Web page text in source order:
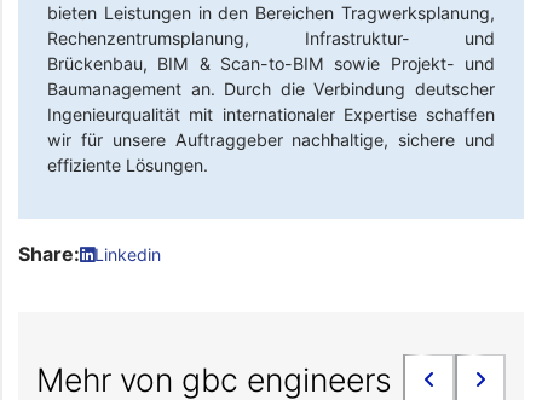
bieten Leistungen in den Bereichen Tragwerksplanung,
Rechenzentrumsplanung, Infrastruktur- und
Brückenbau, BIM & Scan-to-BIM sowie Projekt- und
Baumanagement an. Durch die Verbindung deutscher
Ingenieurqualität mit internationaler Expertise schaffen
wir für unsere Auftraggeber nachhaltige, sichere und
effiziente Lösungen.
Share: Linkedin
Mehr von gbc engineers